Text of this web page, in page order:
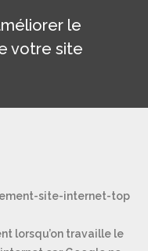
le
votre site
lorsqu’on travaille le